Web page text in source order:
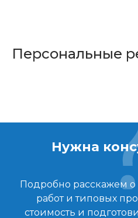
Персональные
Нужна
Подробно расскажем о
работ и типовых
стоимость и